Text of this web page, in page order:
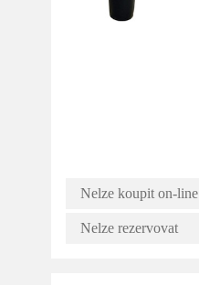
Nelze koupit on-line
Nelze rezervovat